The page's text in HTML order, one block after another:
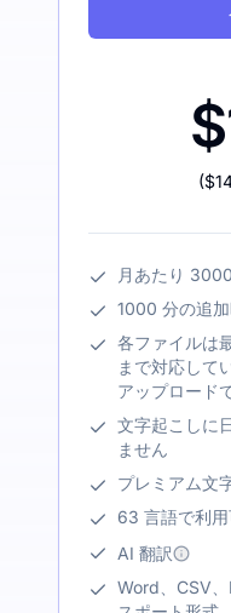
(
月あたり
1000 分の追
各ファイルは
まで対応して
アップロード
文字起こしに
ません
プレミアム文
63 言語で利
AI 翻訳
Word、CSV